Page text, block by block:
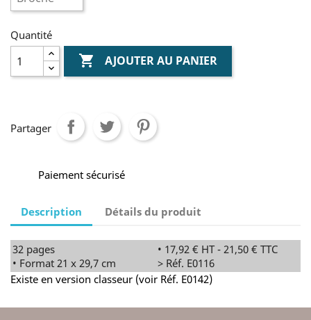
Quantité
 AJOUTER AU PANIER
Partager
Paiement sécurisé
Description Détails du produit
32 pages
• Format 21 x 29,7 cm
• 17,92 € HT - 21,50 € TTC
> Réf. E0116
Existe en version classeur (voir Réf. E0142)